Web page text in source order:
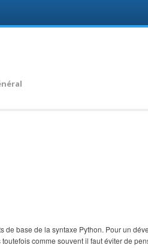
base de la syntaxe Python. Pour un
comme souvent il faut éviter de